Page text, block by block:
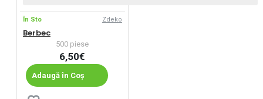
În Sto Zdeko
Berbec
500 piese
6,50€
Adaugă în Coș